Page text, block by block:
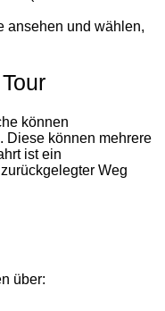
ansehen und wählen,
können
Diese können mehrere
ist ein
Weg
über: